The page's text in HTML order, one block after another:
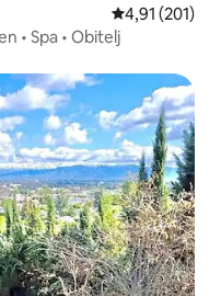
Prosječna
4,91 (201)
• Spa • Obitelj
„Odabrali gosti”